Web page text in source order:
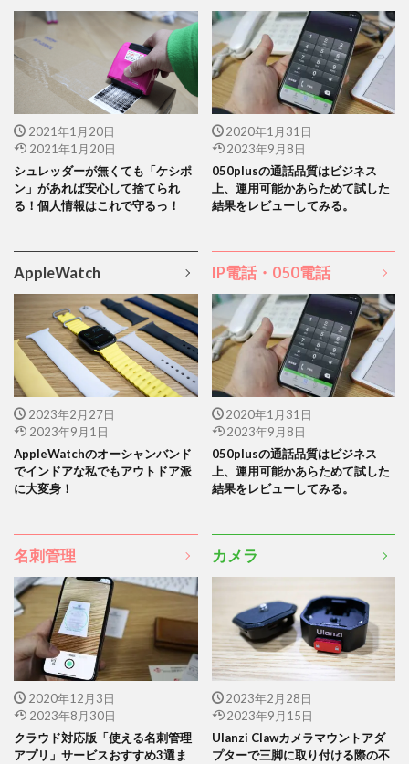
2021年1月20日
2021年1月20日
シュレッダーが無くても「ケシポ
ン」があれば安心して捨てられ
る！個人情報はこれで守るっ！
2020年1月31日
2023年9月8日
050plusの通話品質はビジネス
上、運用可能かあらためて試した
結果をレビューしてみる。
AppleWatch
2023年2月27日
2023年9月1日
AppleWatchのオーシャンバンド
でインドアな私でもアウトドア派
に大変身！
IP電話・050電話
2020年1月31日
2023年9月8日
050plusの通話品質はビジネス
上、運用可能かあらためて試した
結果をレビューしてみる。
名刺管理
2020年12月3日
2023年8月30日
クラウド対応版「使える名刺管理
アプリ」サービスおすすめ3選ま
カメラ
2023年2月28日
2023年9月15日
Ulanzi Clawカメラマウントアダ
プターで三脚に取り付ける際の不